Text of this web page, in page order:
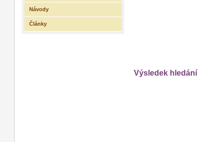
Výsledek hledání
Návody
Články